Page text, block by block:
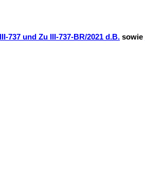
III-737 und Zu III-737-BR/2021 d.B. sowie